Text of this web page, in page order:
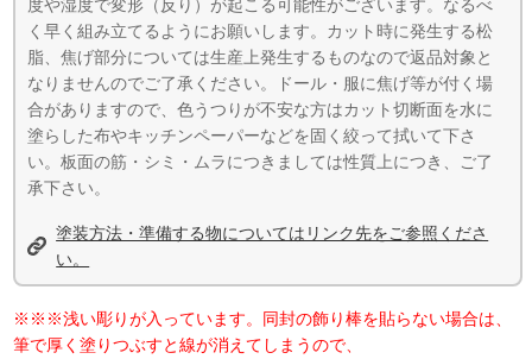
度や湿度で変形（反り）が起こる可能性がございます。なるべ
く早く組み立てるようにお願いします。カット時に発生する松
脂、焦げ部分については生産上発生するものなので返品対象と
なりませんのでご了承ください。ドール・服に焦げ等が付く場
合がありますので、色うつりが不安な方はカット切断面を水に
塗らした布やキッチンペーパーなどを固く絞って拭いて下さ
い。板面の筋・シミ・ムラにつきましては性質上につき、ご了
承下さい。
塗装方法・準備する物についてはリンク先をご参照くださ
い。
※※※浅い彫りが入っています。同封の飾り棒を貼らない場合は、
筆で厚く塗りつぶすと線が消えてしまうので、